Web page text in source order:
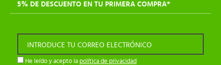
5% DE DESCUENTO EN TU PRIMERA COMPRA*
INTRODUCE TU CORREO ELECTRÓNICO
He leído y acepto la política de privacidad